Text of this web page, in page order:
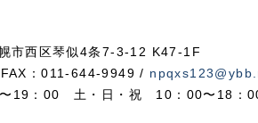
市西区琴似4条7-3-12 K47-1F
：011-644-9949 /
〜19：00 土・日・祝 10：00〜18：